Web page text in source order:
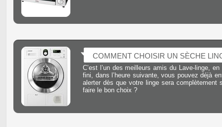
COMMENT CHOISIR UN SÈCHE
C’est l’un des meilleurs amis du Lave-linge,
fini, dans l’heure suivante, vous pouvez déjà
alerter dès que votre linge sera complètement
faire le bon choix ?